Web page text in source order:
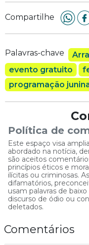
Compartilhe
Palavras-chave
evento gratuito
programação
Política de
Este espaço visa
abordado na notícia,
são aceitos
princípios éticos e
ilícitas ou criminosas.
difamatórios,
usam palavras de
discurso de ódio ou
deletados.
Comentários